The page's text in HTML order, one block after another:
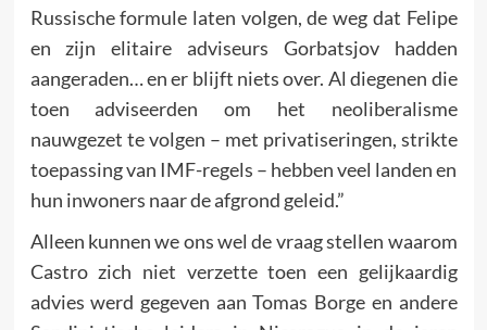
Russische formule laten volgen, de weg dat Felipe
en zijn elitaire adviseurs Gorbatsjov hadden
aangeraden… en er blijft niets over. Al diegenen die
toen adviseerden om het neoliberalisme
nauwgezet te volgen – met privatiseringen, strikte
toepassing van IMF-regels – hebben veel landen en
hun inwoners naar de afgrond geleid.”
Alleen kunnen we ons wel de vraag stellen waarom
Castro zich niet verzette toen een gelijkaardig
advies werd gegeven aan Tomas Borge en andere